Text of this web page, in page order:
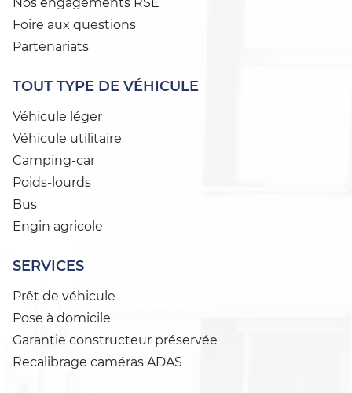
Foire aux questions
Partenariats
TOUT TYPE DE VÉHICULE
Véhicule léger
Véhicule utilitaire
Camping-car
Poids-lourds
Bus
Engin agricole
SERVICES
Prêt de véhicule
Pose à domicile
Garantie constructeur préservée
Recalibrage caméras ADAS